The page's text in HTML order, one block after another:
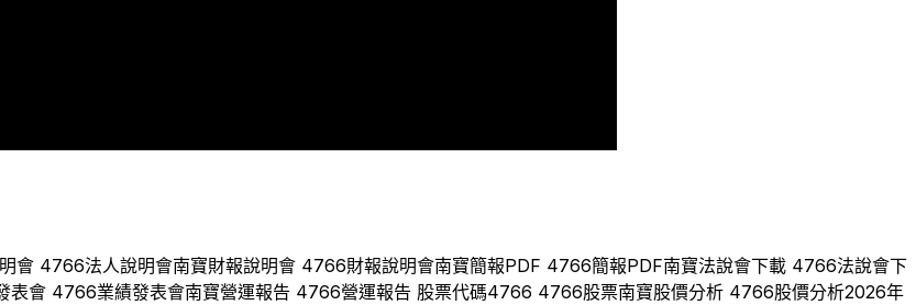
會 4766法人說明會南寶財報說明會 4766財報說明會南寶簡報PDF 4766簡報PDF南寶法說會下載 4766法說會下
表會 4766業績發表會南寶營運報告 4766營運報告 股票代碼4766 4766股票南寶股價分析 4766股價分析2026年